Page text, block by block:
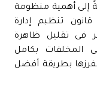
إلى أهمية منظومة
قانون تنظبم إدارة
فى تقليل ظاهرة
المخلفات بكامل
بطريقة أفضل